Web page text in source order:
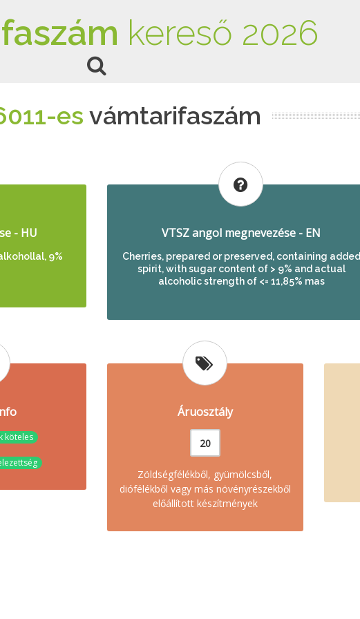
kereső 2026
es vámtarifaszám
- HU
9%
VTSZ angol megnevezése - EN
Cherries, prepared or preserved, containing added
spirit, with sugar content of > 9% and actual
alcoholic strength of <= 11,85% mas
köteles
Áruosztály
20
Zöldségfélékből, gyümölcsből,
diófélékből vagy más növényrészekből
előállított készítmények